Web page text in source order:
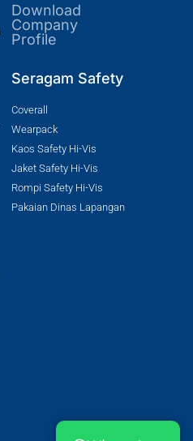
Download
Company
Profile
Seragam Safety
Coverall
Wearpack
Kaos Safety Hi-Vis
Jaket Safety Hi-Vis
Rompi Safety Hi-Vis
Pakaian Dinas Lapangan